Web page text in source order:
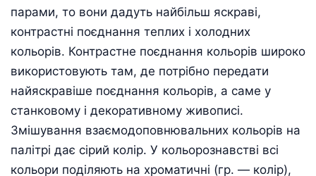
парами, то вони дадуть найбільш яскраві,
контрастні поєднання теплих і холодних
кольорів. Контрастне поєднання кольорів широко
використовують там, де потрібно передати
найяскравіше поєднання кольорів, а саме у
станковому і декоративному живописі.
Змішування взаємодоповнювальних кольорів на
палітрі дає сірий колір. У кольорознавстві всі
кольори поділяють на хроматичні (гр. — колір),